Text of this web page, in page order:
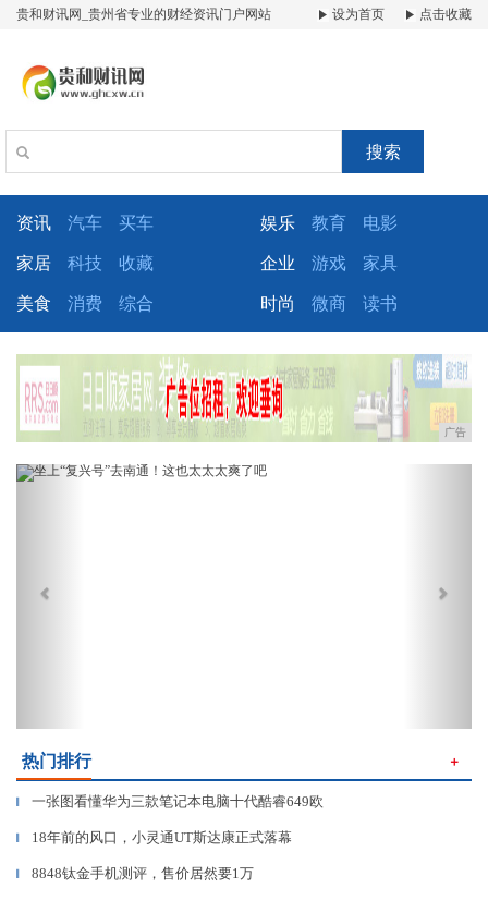
贵和财讯网_贵州省专业的财经资讯门户网站 设为首页 点击收藏
搜索
资讯 汽车 买车 娱乐 教育 电影
家居 科技 收藏 企业 游戏 家具
美食 消费 综合 时尚 微商 读书
广告
Previous
热门排行 ＋
▎ 一张图看懂华为三款笔记本电脑十代酷睿649欧
▎ 18年前的风口，小灵通UT斯达康正式落幕
▎ 8848钛金手机测评，售价居然要1万